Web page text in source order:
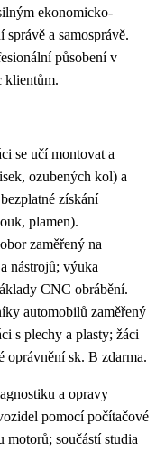
ekonomicko-
a samosprávě.
působení v
klientům.
se učí montovat a
ozubených kol) a
získání
plamen).
zaměřený na
nástrojů; výuka
CNC obrábění.
automobilů zaměřený
s plechy a plasty; žáci
oprávnění sk. B zdarma.
a opravy
pomocí počítačové
součástí studia